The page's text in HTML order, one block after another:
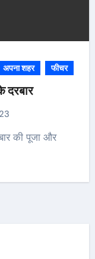
अपना शहर फीचर
दरबार